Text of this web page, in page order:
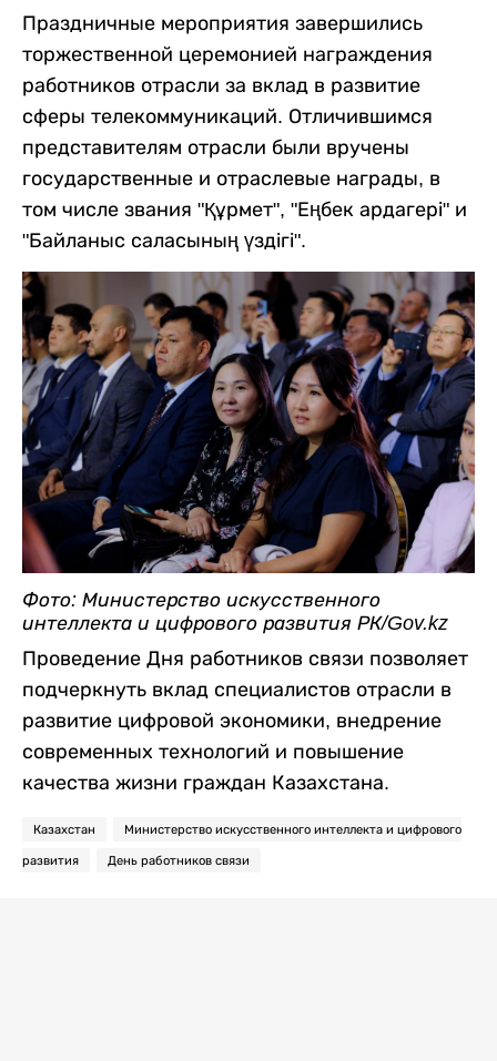
Праздничные мероприятия завершились
торжественной церемонией награждения
работников отрасли за вклад в развитие
сферы телекоммуникаций. Отличившимся
представителям отрасли были вручены
государственные и отраслевые награды, в
том числе звания "Құрмет", "Еңбек ардагері" и
"Байланыс саласының үздігі".
Фото: Министерство искусственного
интеллекта и цифрового развития РК/Gov.kz
Проведение Дня работников связи позволяет
подчеркнуть вклад специалистов отрасли в
развитие цифровой экономики, внедрение
современных технологий и повышение
качества жизни граждан Казахстана.
Казахстан Министерство искусственного интеллекта и цифрового
развития День работников связи